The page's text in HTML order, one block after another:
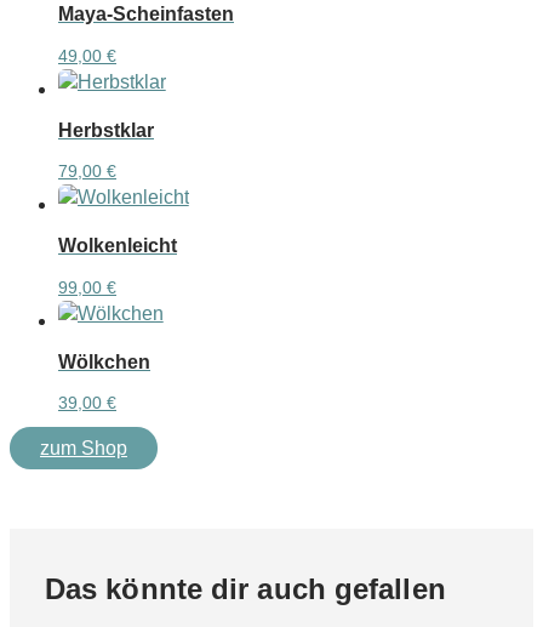
Maya-Scheinfasten
49,00 €
Herbstklar
79,00 €
Wolkenleicht
99,00 €
Wölkchen
39,00 €
zum Shop
Das könnte dir auch gefallen